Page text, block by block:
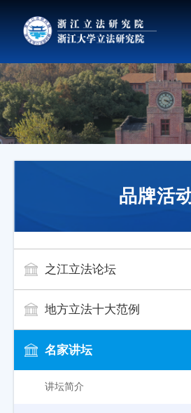
品牌活
之江立法论坛
地方立法十大范例
名家讲坛
讲坛简介